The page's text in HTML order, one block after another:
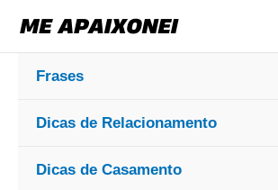
para
conteúdo
Frases
Dicas de Relacionamento
Dicas de Casamento